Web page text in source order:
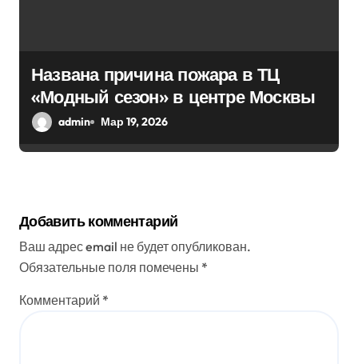
Названа причина пожара в ТЦ
«Модный сезон» в центре Москвы
admin Мар 19, 2026
Добавить комментарий
Ваш адрес email не будет опубликован.
Обязательные поля помечены *
Комментарий *